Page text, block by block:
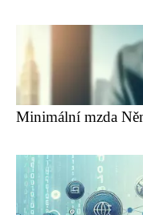
Minimální mzda